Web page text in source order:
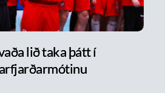
lið taka þátt í